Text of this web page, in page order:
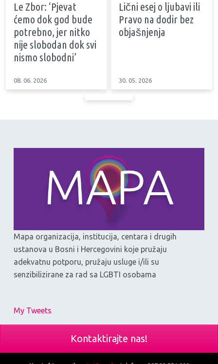
Le Zbor: ‘Pjevat
ćemo dok god bude
potrebno, jer nitko
nije slobodan dok svi
nismo slobodni’
08. 06. 2026
Lični esej o ljubavi ili
Pravo na dodir bez
objašnjenja
30. 05. 2026
Mapa organizacija, institucija, centara i drugih
ustanova u Bosni i Hercegovini koje pružaju
adekvatnu potporu, pružaju usluge i/ili su
senzibilizirane za rad sa LGBTI osobama
My Tweets
Kontaktirajte nas!